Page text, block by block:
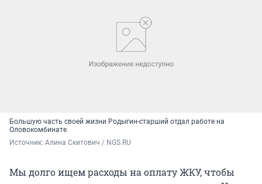
Большую часть своей жизни Родыгин-старший отдал работе на
Оловокомбинате
Источник: Алина Скитович / NGS.RU
Мы долго ищем расходы на оплату ЖКУ, чтобы